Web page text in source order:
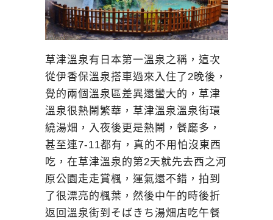
草津溫泉有日本第一溫泉之稱，這次
從伊香保溫泉搭車過來入住了2晚後，
覺的兩個溫泉區差異還蠻大的，草津
溫泉很熱鬧繁華，草津溫泉溫泉街環
繞湯畑，入夜後更是熱鬧，餐廳多，
甚至連7-11都有，真的不用怕沒東西
吃，在草津溫泉的第2天就先去西之河
原公園走走賞楓，運氣還不錯，拍到
了很漂亮的楓葉，然後中午的時後折
返回溫泉街到そばきち湯畑店吃午餐